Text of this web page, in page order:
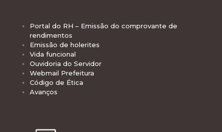
Portal do RH – Emissão do comprovante de
rendimentos
Emissão de holerites
Vida funcional
Ouvidoria do Servidor
Webmail Prefeitura
Código de Ética
Avanços